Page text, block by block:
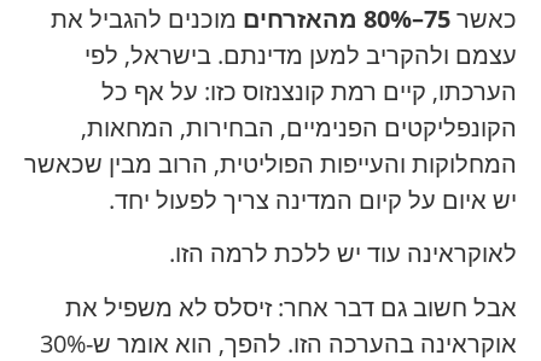
כאשר75–80% מהאזרחים
מוכנים להגביל את
עצמם ולהקריב למען מדינתם. בישראל, לפי
הערכתו, קיים רמת קונצנזוס כזו: על אף כל
הקונפליקטים הפנימיים, הבחירות, המחאות,
המחלוקות והעייפות הפוליטית, הרוב מבין שכאשר
יש איום על קיום המדינה צריך לפעול יחד.
לאוקראינה עוד יש ללכת לרמה הזו.
אבל חשוב גם דבר אחר: זיסלס לא משפיל את
אוקראינה בהערכה הזו. להפך, הוא אומר ש-30%